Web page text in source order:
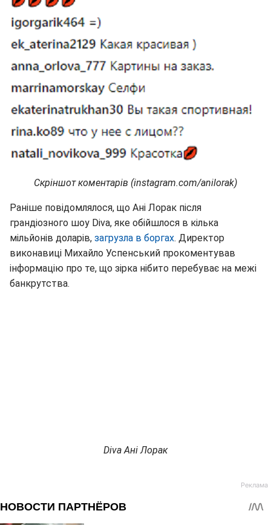
Скріншот коментарів (instagram.com/anilorak)
Раніше повідомлялося, що Ані Лорак після
грандіозного шоу Diva, яке обійшлося в кілька
мільйонів доларів, загрузла в боргах. Директор
виконавиці Михайло Успенський прокоментував
інформацію про те, що зірка нібито перебуває на межі
банкрутства.
Diva Ані Лорак